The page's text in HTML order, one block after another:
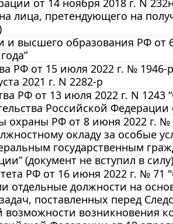
от 14 ноября 2018 г. N
лица, претендующего на
и высшего образования РФ
РФ от 15 июля 2022 г. №
2021 г. N 2282-р
РФ от 13 июля 2022 г. N
Российской Федерации
охраны РФ от 8 июня 2022 г.
окладу за особые
государственным
(документ не вступил в силу)
РФ от 16 июня 2022 г. №
должности на
поставленных перед
возникновения